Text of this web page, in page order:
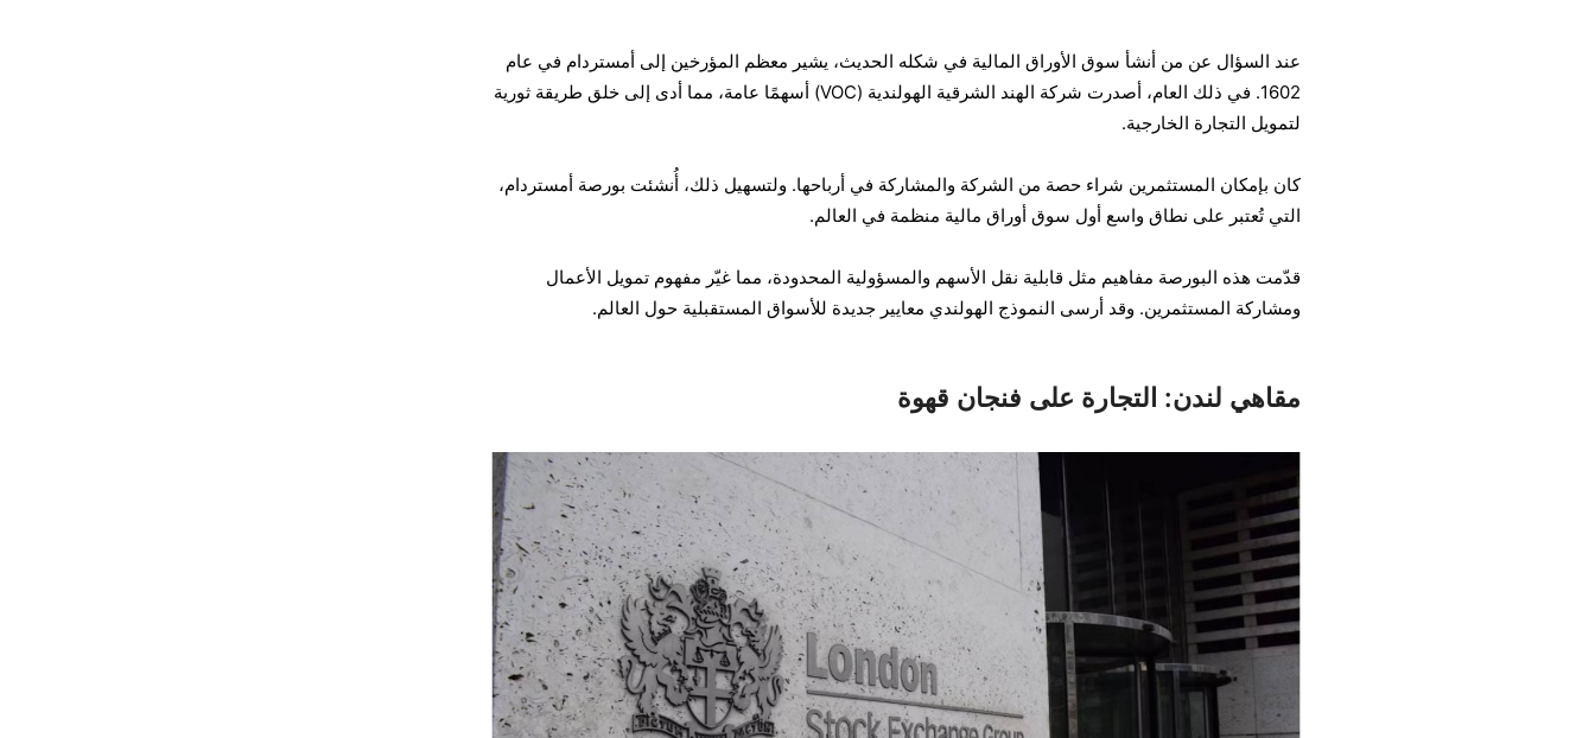
عند السؤال عن من أنشأ سوق الأوراق المالية في شكله الحديث، يشير معظم المؤرخين إلى أمستردام في عام
1602. في ذلك العام، أصدرت شركة الهند الشرقية الهولندية (VOC) أسهمًا عامة، مما أدى إلى خلق طريقة ثورية
لتمويل التجارة الخارجية.
كان بإمكان المستثمرين شراء حصة من الشركة والمشاركة في أرباحها. ولتسهيل ذلك، أُنشئت بورصة أمستردام،
التي تُعتبر على نطاق واسع أول سوق أوراق مالية منظمة في العالم.
قدّمت هذه البورصة مفاهيم مثل قابلية نقل الأسهم والمسؤولية المحدودة، مما غيّر مفهوم تمويل الأعمال
ومشاركة المستثمرين. وقد أرسى النموذج الهولندي معايير جديدة للأسواق المستقبلية حول العالم.
مقاهي لندن: التجارة على فنجان قهوة